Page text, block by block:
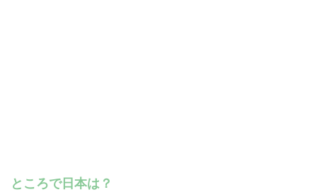
ところで日本は？